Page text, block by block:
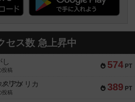
セス数 急上昇中
574 PT
し
投稿
389 PT
アメリカ
投稿